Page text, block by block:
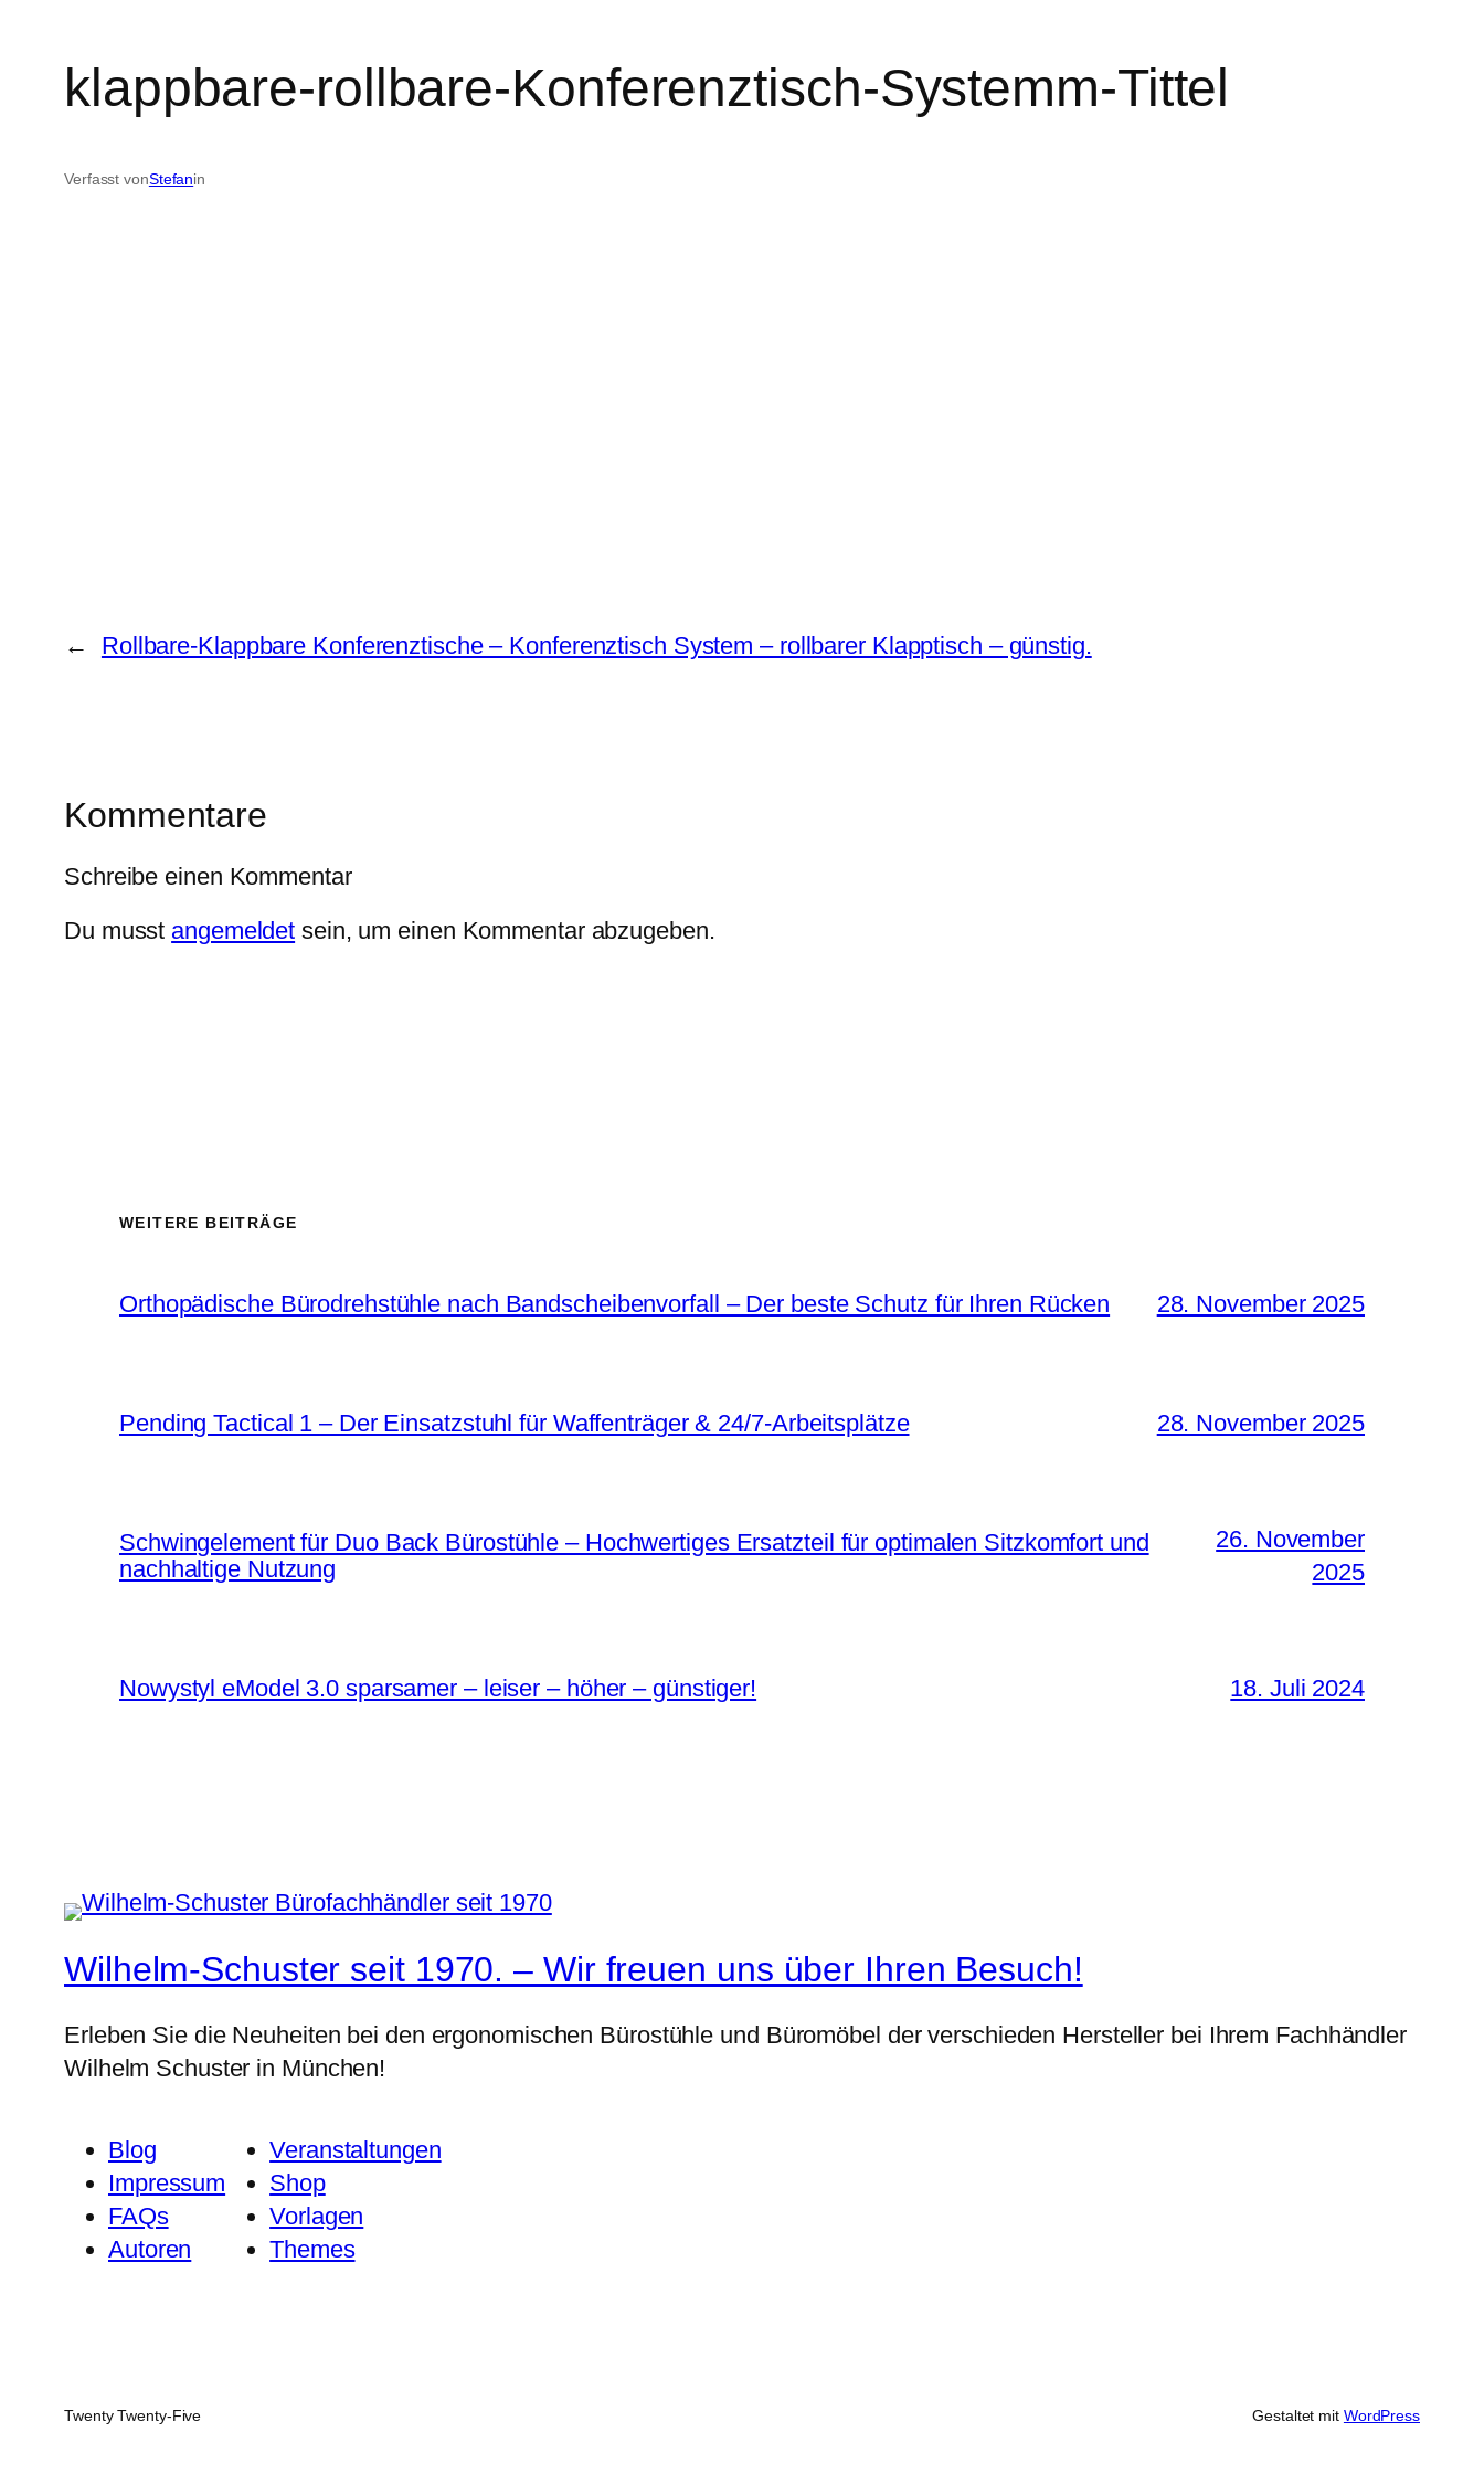
klappbare-rollbare-Konferenztisch-Systemm-Tittel
Verfasst vonStefanin
← Rollbare-Klappbare Konferenztische – Konferenztisch System – rollbarer Klapptisch – günstig.
Kommentare
Schreibe einen Kommentar
Du musst angemeldet sein, um einen Kommentar abzugeben.
WEITERE BEITRÄGE
Orthopädische Bürodrehstühle nach Bandscheibenvorfall – Der beste Schutz für Ihren Rücken 28. November 2025
Pending Tactical 1 – Der Einsatzstuhl für Waffenträger & 24/7-Arbeitsplätze 28. November 2025
Schwingelement für Duo Back Bürostühle – Hochwertiges Ersatzteil für optimalen Sitzkomfort und
nachhaltige Nutzung
26. November
2025
Nowystyl eModel 3.0 sparsamer – leiser – höher – günstiger! 18. Juli 2024
Wilhelm-Schuster seit 1970. – Wir freuen uns über Ihren Besuch!
Erleben Sie die Neuheiten bei den ergonomischen Bürostühle und Büromöbel der verschieden Hersteller bei Ihrem Fachhändler
Wilhelm Schuster in München!
Blog
Impressum
FAQs
Autoren
Veranstaltungen
Shop
Vorlagen
Themes
Twenty Twenty-Five Gestaltet mit WordPress